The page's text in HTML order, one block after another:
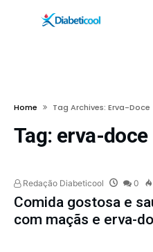
Home Tag Archives: Erva-Doce
Tag: erva-doce
Redação Diabeticool 0
Comida gostosa e
com maçãs e erva-